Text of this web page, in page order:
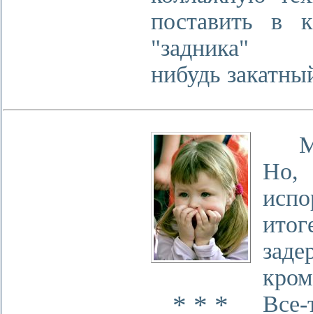
поставить в
"задника"
нибудь
* * *
Но,